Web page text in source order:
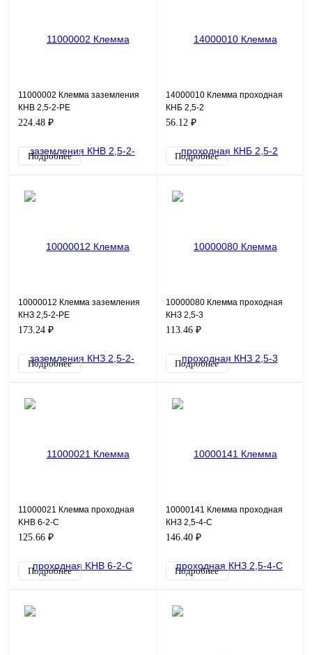
11000002 Клемма заземления
КНВ 2,5-2-PE
224.48 ₽
Подробнее
14000010 Клемма проходная
КНБ 2,5-2
56.12 ₽
Подробнее
10000012 Клемма заземления
КНЗ 2,5-2-PE
173.24 ₽
Подробнее
10000080 Клемма проходная
КНЗ 2,5-3
113.46 ₽
Подробнее
11000021 Клемма проходная
KHB 6-2-С
125.66 ₽
Подробнее
10000141 Клемма проходная
КНЗ 2,5-4-С
146.40 ₽
Подробнее